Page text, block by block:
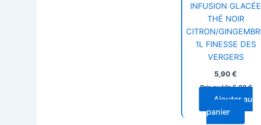
INFUSION GLACÉE
THÉ NOIR
CITRON/
1L FINESSE DES
VERGERS
5,90€
Prix au kilo 5,90€
Ajouter au
panier